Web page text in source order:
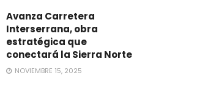
Avanza Carretera
Interserrana, obra
estratégica que
conectará la Sierra Norte
NOVIEMBRE 15, 2025